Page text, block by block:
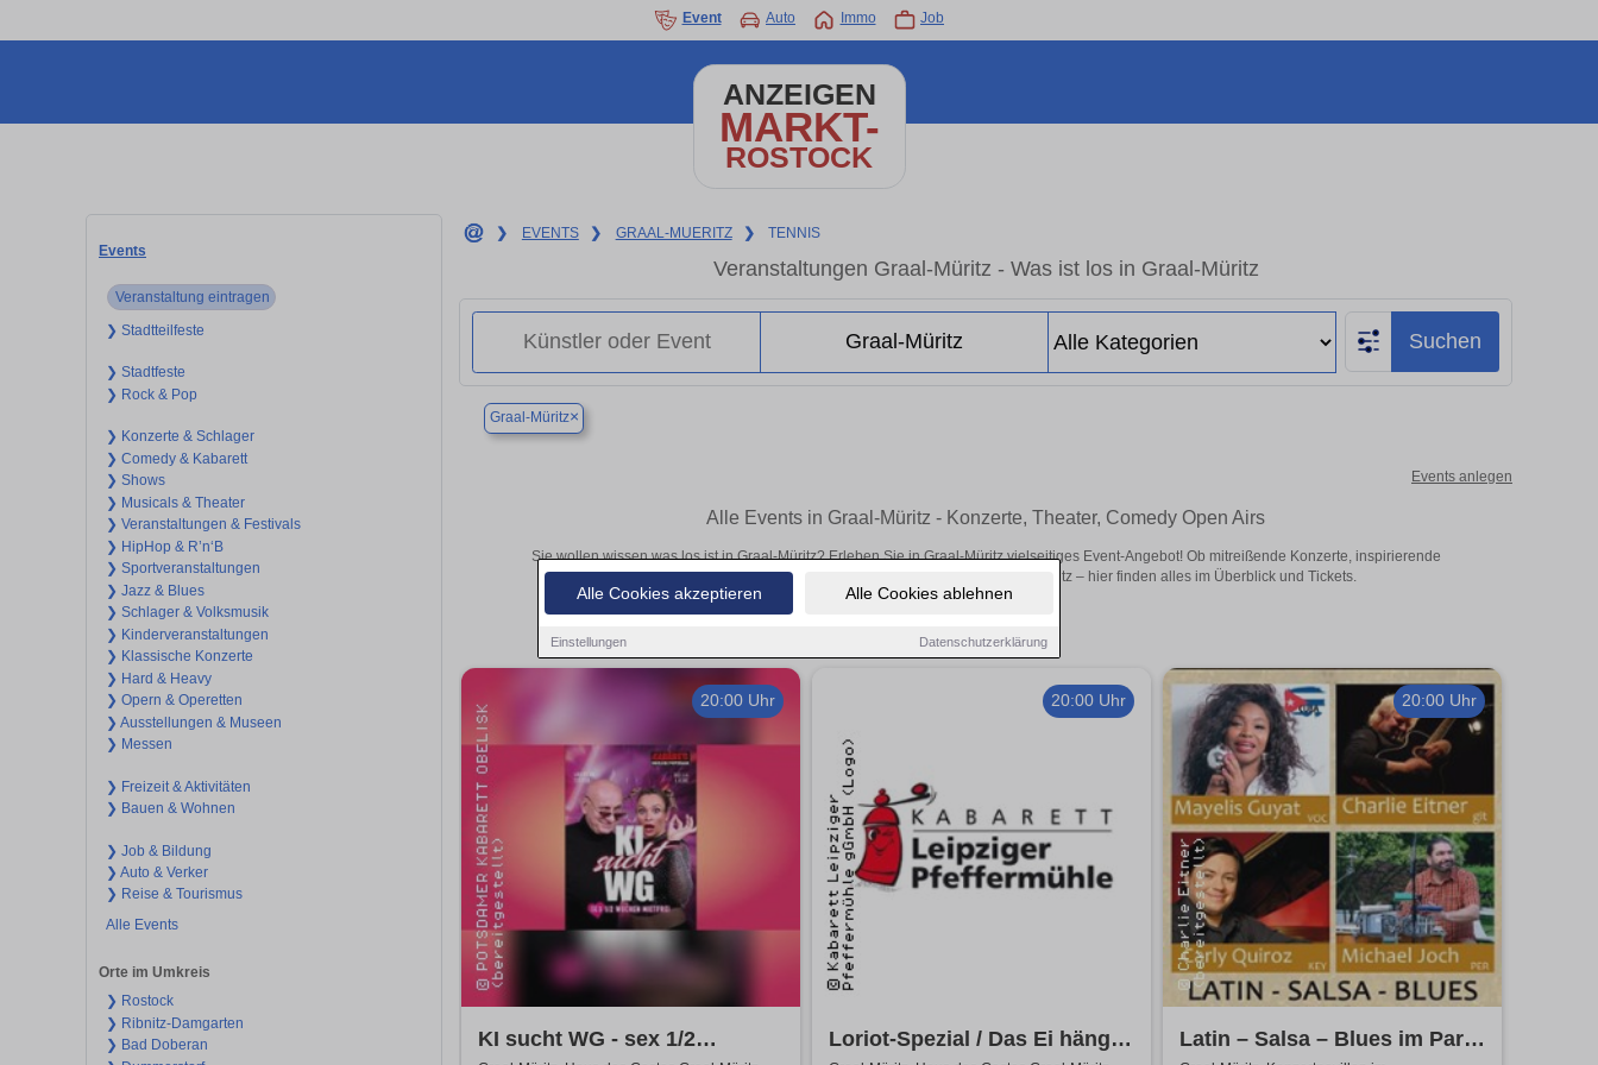
Alle Cookies akzeptieren Alle Cookies ablehnen
Einstellungen Datenschutzerklärung
Event Auto Immo Job
ANZEIGEN
MARKT-
ROSTOCK
Events
Veranstaltung eintragen
❯ Stadtteilfeste
❯ Stadtfeste
❯ Rock & Pop
❯ Konzerte & Schlager
❯ Comedy & Kabarett
❯ Shows
❯ Musicals & Theater
❯ Veranstaltungen & Festivals
❯ HipHop & R’n‘B
❯ Sportveranstaltungen
❯ Jazz & Blues
❯ Schlager & Volksmusik
❯ Kinderveranstaltungen
❯ Klassische Konzerte
❯ Hard & Heavy
❯ Opern & Operetten
❯ Ausstellungen & Museen
❯ Messen
❯ Freizeit & Aktivitäten
❯ Bauen & Wohnen
❯ Job & Bildung
❯ Auto & Verker
❯ Reise & Tourismus
Alle Events
Orte im Umkreis
❯ Rostock
❯ Ribnitz-Damgarten
❯ Bad Doberan
❯ EVENTS ❯ GRAAL-MUERITZ ❯ TENNIS
Veranstaltungen Graal-Müritz - Was ist los in Graal-Müritz
Suchen
Graal-Müritz×
Events anlegen
Alle Events in Graal-Müritz - Konzerte, Theater, Comedy Open Airs
Sie wollen wissen was los ist in Graal-Müritz? Erleben Sie in Graal-Müritz vielseitiges Event-Angebot! Ob mitreißende Konzerte, inspirierende
Theateraufführungen oder aufregende Veranstaltungen in Graal-Müritz – hier finden alles im Überblick und Tickets.
20:00 Uhr
KI sucht WG - sex 1/2
20:00 Uhr
Loriot-Spezial / Das Ei hängt
20:00 Uhr
Latin – Salsa – Blues im Park